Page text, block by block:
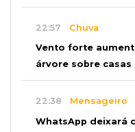
22:57 Chuva
Vento forte
árvore sobre casas
22:38 Mensageiro
WhatsApp deixará